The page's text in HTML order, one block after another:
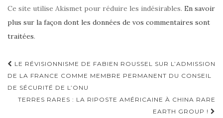
Ce site utilise Akismet pour réduire les indésirables. En savoir
plus sur la façon dont les données de vos commentaires sont
traitées.
Navigation
d'article
LE RÉVISIONNISME DE FABIEN ROUSSEL SUR L’ADMISSION
DE LA FRANCE COMME MEMBRE PERMANENT DU CONSEIL
DE SÉCURITÉ DE L’ONU
TERRES RARES : LA RIPOSTE AMÉRICAINE À CHINA RARE
EARTH GROUP !